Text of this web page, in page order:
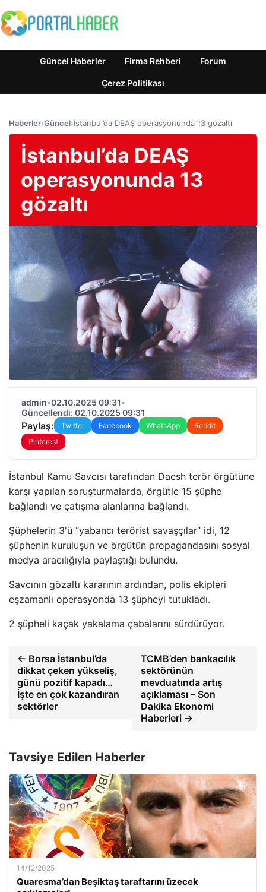
Güncel Haberler Firma Rehberi Forum
Çerez Politikası
Haberler›Güncel›İstanbul’da DEAŞ operasyonunda 13 gözaltı
İstanbul’da DEAŞ
operasyonunda 13
gözaltı
admin•02.10.2025 09:31•
Güncellendi: 02.10.2025 09:31
Paylaş: Twitter Facebook WhatsApp
Reddit
Pinterest
İstanbul Kamu Savcısı tarafından Daesh terör örgütüne
karşı yapılan soruşturmalarda, örgütle 15 şüphe
bağlandı ve çatışma alanlarına bağlandı.
Şüphelerin 3'ü “yabancı terörist savaşçılar” idi, 12
şüphenin kuruluşun ve örgütün propagandasını sosyal
medya aracılığıyla paylaştığı bulundu.
Savcının gözaltı kararının ardından, polis ekipleri
eşzamanlı operasyonda 13 şüpheyi tutukladı.
2 şüpheli kaçak yakalama çabalarını sürdürüyor.
← Borsa İstanbul’da
dikkat çeken yükseliş,
günü pozitif kapadı…
İşte en çok kazandıran
sektörler
TCMB’den bankacılık
sektörünün
mevduatında artış
açıklaması – Son
Dakika Ekonomi
Haberleri →
Tavsiye Edilen Haberler
14/12/2025
Quaresma’dan Beşiktaş taraftarını üzecek